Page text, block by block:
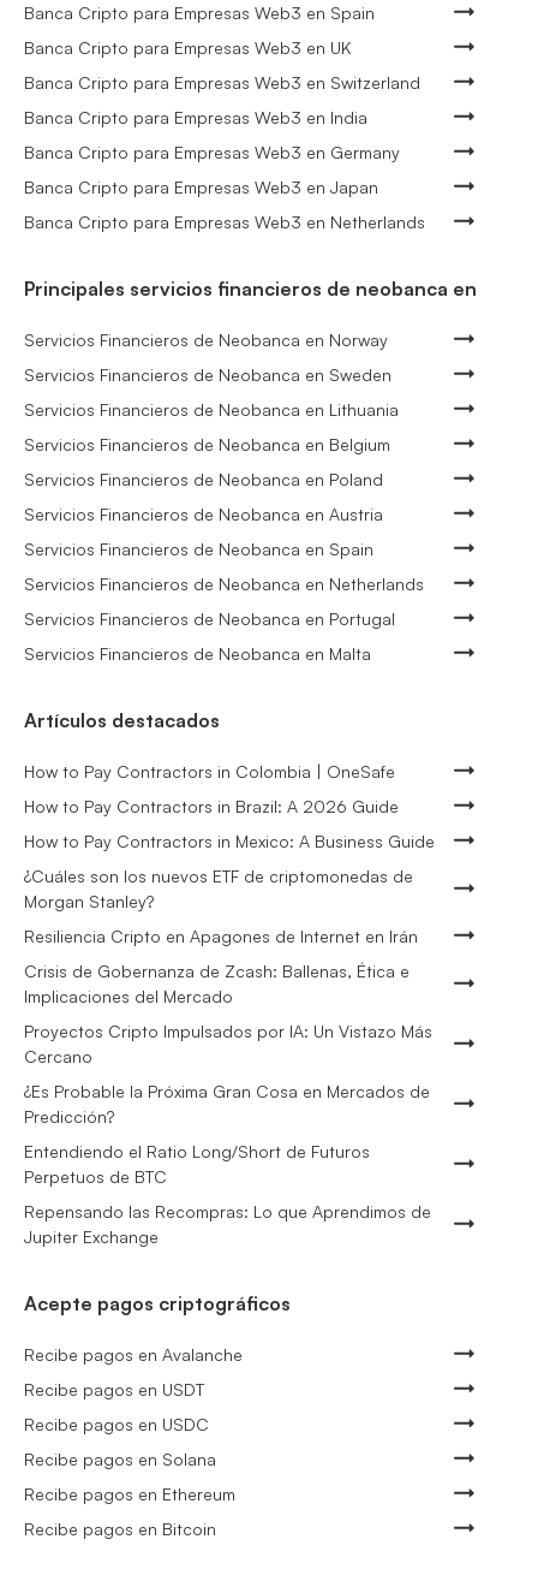
Banca Cripto para Empresas Web3 en Spain
Banca Cripto para Empresas Web3 en UK
Banca Cripto para Empresas Web3 en Switzerland
Banca Cripto para Empresas Web3 en India
Banca Cripto para Empresas Web3 en Germany
Banca Cripto para Empresas Web3 en Japan
Banca Cripto para Empresas Web3 en Netherlands
Principales servicios financieros de neobanca en
Servicios Financieros de Neobanca en Norway
Servicios Financieros de Neobanca en Sweden
Servicios Financieros de Neobanca en Lithuania
Servicios Financieros de Neobanca en Belgium
Servicios Financieros de Neobanca en Poland
Servicios Financieros de Neobanca en Austria
Servicios Financieros de Neobanca en Spain
Servicios Financieros de Neobanca en Netherlands
Servicios Financieros de Neobanca en Portugal
Servicios Financieros de Neobanca en Malta
Artículos destacados
How to Pay Contractors in Colombia | OneSafe
How to Pay Contractors in Brazil: A 2026 Guide
How to Pay Contractors in Mexico: A Business Guide
¿Cuáles son los nuevos ETF de criptomonedas de
Morgan Stanley?
Resiliencia Cripto en Apagones de Internet en Irán
Crisis de Gobernanza de Zcash: Ballenas, Ética e
Implicaciones del Mercado
Proyectos Cripto Impulsados por IA: Un Vistazo Más
Cercano
¿Es Probable la Próxima Gran Cosa en Mercados de
Predicción?
Entendiendo el Ratio Long/Short de Futuros
Perpetuos de BTC
Repensando las Recompras: Lo que Aprendimos de
Jupiter Exchange
Acepte pagos criptográficos
Recibe pagos en Avalanche
Recibe pagos en USDT
Recibe pagos en USDC
Recibe pagos en Solana
Recibe pagos en Ethereum
Recibe pagos en Bitcoin